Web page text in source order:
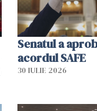
Senatul a
acordul SAFE
30 IULIE 2026